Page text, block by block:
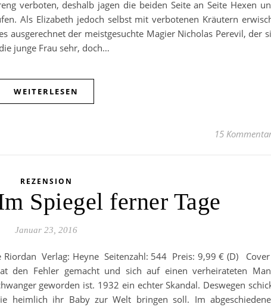
verboten, deshalb jagen die beiden Seite an Seite Hexen
Als Elizabeth jedoch selbst mit verbotenen Kräutern
ausgerechnet der meistgesuchte Magier Nicholas Perevil, der
junge Frau sehr, doch…
WEITERLESEN
15
REZENSION
Spiegel ferner Tage
Januar 23, 2016
Verlag: Heyne Seitenzahl: 544 Preis: 9,99 € (D)
den Fehler gemacht und sich auf einen verheirateten
geworden ist. 1932 ein echter Skandal. Deswegen
heimlich ihr Baby zur Welt bringen soll. Im